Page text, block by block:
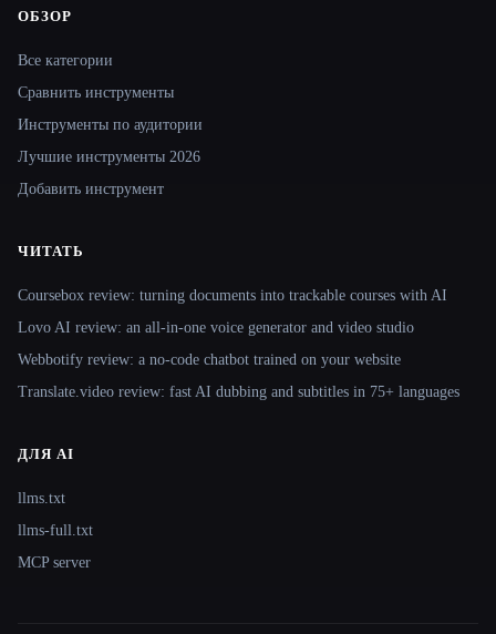
Site navigation
ОБЗОР
Все категории
Сравнить инструменты
Инструменты по аудитории
Лучшие инструменты 2026
Добавить инструмент
ЧИТАТЬ
Coursebox review: turning documents into trackable courses with AI
Lovo AI review: an all-in-one voice generator and video studio
Webbotify review: a no-code chatbot trained on your website
Translate.video review: fast AI dubbing and subtitles in 75+ languages
ДЛЯ AI
llms.txt
llms-full.txt
MCP server